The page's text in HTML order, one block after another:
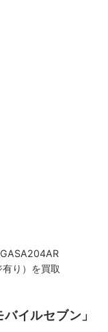
り）を買取
イルセブン」